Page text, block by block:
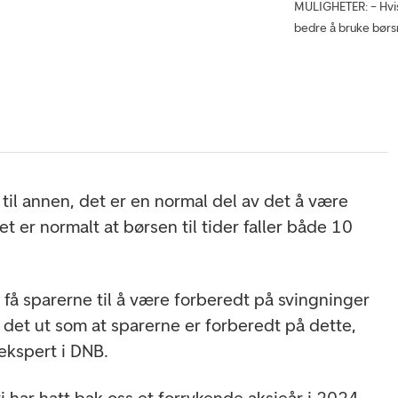
MULIGHETER: –
bedre å bruke
annen, det er en normal del av det å være
er normalt at børsen til tider faller både 10
få sparerne til å være forberedt på svingninger
ut som at sparerne er forberedt på dette,
i DNB.